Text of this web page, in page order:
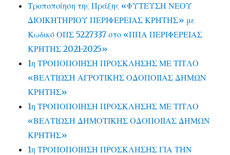
Τροποποίηση της Πράξης «ΦΥΤΕΥΣΗ ΝΕΟΥ
ΔΙΟΙΚΗΤΗΡΙΟΥ ΠΕΡΙΦΕΡΕΙΑΣ ΚΡΗΤΗΣ» με
Κωδικό ΟΠΣ 5227337 στο «ΠΠΑ ΠΕΡΙΦΕΡΕΙΑΣ
ΚΡΗΤΗΣ 2021-2025»
1η ΤΡΟΠΟΠΟΙΗΣΗ ΠΡΟΣΚΛΗΣΗΣ ΜΕ ΤΙΤΛΟ
«ΒΕΛΤΙΩΣΗ ΑΓΡΟΤΙΚΗΣ ΟΔΟΠΟΙΙΑΣ ΔΗΜΩΝ
ΚΡΗΤΗΣ»
1η ΤΡΟΠΟΠΟΙΗΣΗ ΠΡΟΣΚΛΗΣΗΣ ΜΕ ΤΙΤΛΟ
«ΒΕΛΤΙΩΣΗ ΔΗΜΟΤΙΚΗΣ ΟΔΟΠΟΙΙΑΣ ΔΗΜΩΝ
ΚΡΗΤΗΣ»
1η ΤΡΟΠΟΠΟΙΗΣΗ ΠΡΟΣΚΛΗΣΗΣ ΓΙΑ ΤΗΝ